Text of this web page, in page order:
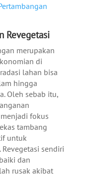
Revegetasi
merupakan
di
lahan bisa
hingga
Oleh sebab itu,
fokus
tambang
untuk
sendiri
dan
rusak akibat